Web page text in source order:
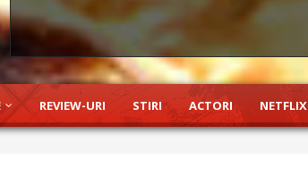
REVIEW-URI STIRI ACTORI NETFLIX